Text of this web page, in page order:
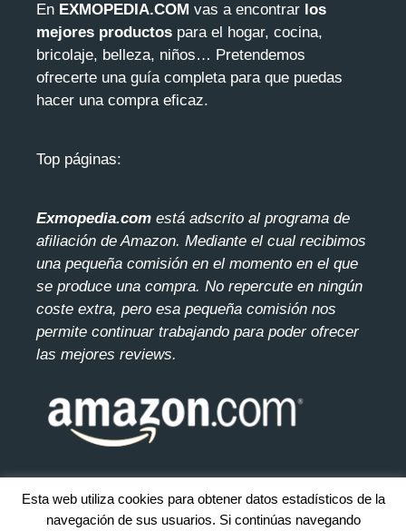
En EXMOPEDIA.COM vas a encontrar los
mejores productos para el hogar, cocina,
bricolaje, belleza, niños… Pretendemos
ofrecerte una guía completa para que puedas
hacer una compra eficaz.
Top páginas:
Exmopedia.com está adscrito al programa de
afiliación de Amazon. Mediante el cual recibimos
una pequeña comisión en el momento en el que
se produce una compra. No repercute en ningún
coste extra, pero esa pequeña comisión nos
permite continuar trabajando para poder ofrecer
las mejores reviews.
© 2026 exmopedia.com. Todos los derecho reservados.Mapa
Esta web utiliza cookies para obtener datos estadísticos de la
navegación de sus usuarios. Si continúas navegando